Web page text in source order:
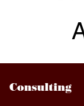
Consulting